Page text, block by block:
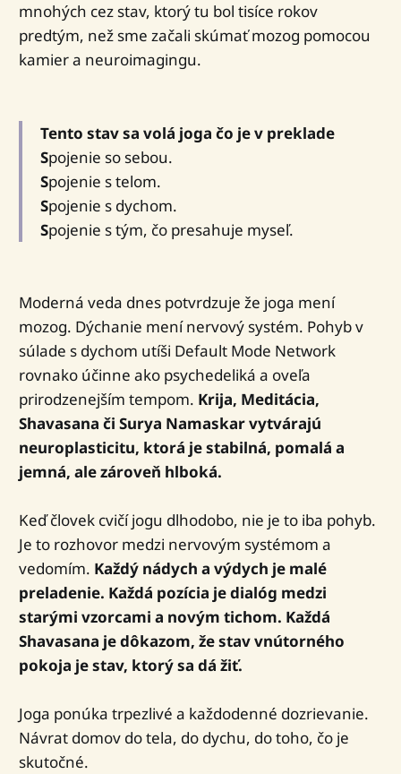
mnohých cez stav, ktorý tu bol tisíce rokov
predtým, než sme začali skúmať mozog pomocou
kamier a neuroimagingu.
Tento stav sa volá joga čo je v preklade
Spojenie so sebou.
Spojenie s telom.
Spojenie s dychom.
Spojenie s tým, čo presahuje myseľ.
Moderná veda dnes potvrdzuje že joga mení
mozog. Dýchanie mení nervový systém. Pohyb v
súlade s dychom utíši Default Mode Network
rovnako účinne ako psychedeliká a oveľa
prirodzenejším tempom. Krija, Meditácia,
Shavasana či Surya Namaskar vytvárajú
neuroplasticitu, ktorá je stabilná, pomalá a
jemná, ale zároveň hlboká.
Keď človek cvičí jogu dlhodobo, nie je to iba pohyb.
Je to rozhovor medzi nervovým systémom a
vedomím. Každý nádych a výdych je malé
preladenie. Každá pozícia je dialóg medzi
starými vzorcami a novým tichom. Každá
Shavasana je dôkazom, že stav vnútorného
pokoja je stav, ktorý sa dá žiť.
Joga ponúka trpezlivé a každodenné dozrievanie.
Návrat domov do tela, do dychu, do toho, čo je
skutočné.